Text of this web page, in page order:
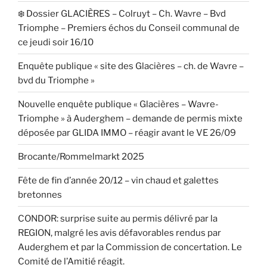
❄️ Dossier GLACIÈRES – Colruyt – Ch. Wavre – Bvd
Triomphe – Premiers échos du Conseil communal de
ce jeudi soir 16/10
Enquête publique « site des Glacières – ch. de Wavre –
bvd du Triomphe »
Nouvelle enquête publique « Glacières – Wavre-
Triomphe » à Auderghem – demande de permis mixte
déposée par GLIDA IMMO – réagir avant le VE 26/09
Brocante/Rommelmarkt 2025
Fête de fin d’année 20/12 – vin chaud et galettes
bretonnes
CONDOR: surprise suite au permis délivré par la
REGION, malgré les avis défavorables rendus par
Auderghem et par la Commission de concertation. Le
Comité de l’Amitié réagit.